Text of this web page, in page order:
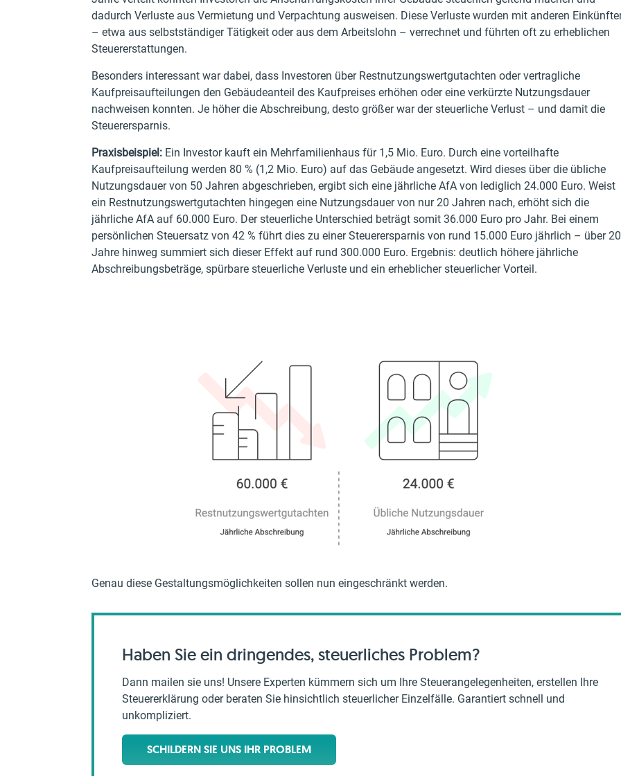
dadurch Verluste aus Vermietung und Verpachtung ausweisen. Diese Verluste wurden mit anderen
– etwa aus selbstständiger Tätigkeit oder aus dem Arbeitslohn – verrechnet und führten oft zu erheblichen
Steuererstattungen.
Besonders interessant war dabei, dass Investoren über Restnutzungswertgutachten oder vertragliche
Kaufpreisaufteilungen den Gebäudeanteil des Kaufpreises erhöhen oder eine verkürzte Nutzungsdauer
nachweisen konnten. Je höher die Abschreibung, desto größer war der steuerliche Verlust – und damit die
Steuerersparnis.
Praxisbeispiel: Ein Investor kauft ein Mehrfamilienhaus für 1,5 Mio. Euro. Durch eine vorteilhafte
Kaufpreisaufteilung werden 80 % (1,2 Mio. Euro) auf das Gebäude angesetzt. Wird dieses über die übliche
Nutzungsdauer von 50 Jahren abgeschrieben, ergibt sich eine jährliche AfA von lediglich 24.000 Euro. Weist
ein Restnutzungswertgutachten hingegen eine Nutzungsdauer von nur 20 Jahren nach, erhöht sich die
jährliche AfA auf 60.000 Euro. Der steuerliche Unterschied beträgt somit 36.000 Euro pro Jahr. Bei einem
persönlichen Steuersatz von 42 % führt dies zu einer Steuerersparnis von rund 15.000 Euro jährlich – über 20
Jahre hinweg summiert sich dieser Effekt auf rund 300.000 Euro. Ergebnis: deutlich höhere jährliche
Abschreibungsbeträge, spürbare steuerliche Verluste und ein erheblicher steuerlicher Vorteil.
Genau diese Gestaltungsmöglichkeiten sollen nun eingeschränkt werden.
Haben Sie ein dringendes, steuerliches Problem?
Dann mailen sie uns! Unsere Experten kümmern sich um Ihre Steuerangelegenheiten, erstellen Ihre
Steuererklärung oder beraten Sie hinsichtlich steuerlicher Einzelfälle. Garantiert schnell und
unkompliziert.
SCHILDERN SIE UNS IHR PROBLEM